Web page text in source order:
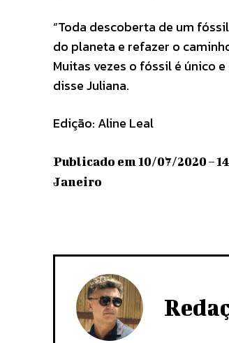
“Toda descoberta de um
do planeta e refazer o
Muitas vezes o fóssil é único
disse Juliana.
Edição: Aline Leal
Publicado em 10/07/2020 –
Janeiro